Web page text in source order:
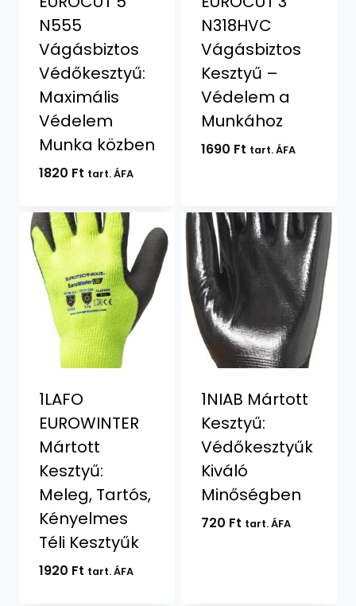
N555
Vágásbiztos
Védőkesztyű:
Maximális
Védelem
Munka közben
1820 Ft tart. ÁFA
N318HVC
Vágásbiztos
Kesztyű –
Védelem a
Munkához
1690 Ft tart. ÁFA
1LAFO
EUROWINTER
Mártott
Kesztyű:
Meleg, Tartós,
Kényelmes
Téli Kesztyűk
1920 Ft tart. ÁFA
1NIAB Mártott
Kesztyű:
Védőkesztyűk
Kiváló
Minőségben
720 Ft tart. ÁFA